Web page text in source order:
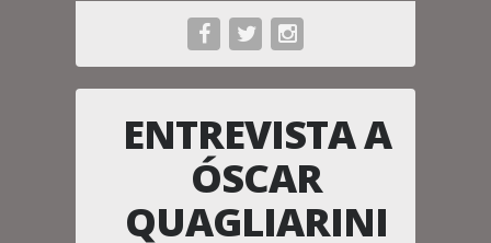
ENTREVISTA A
ÓSCAR
QUAGLIARINI